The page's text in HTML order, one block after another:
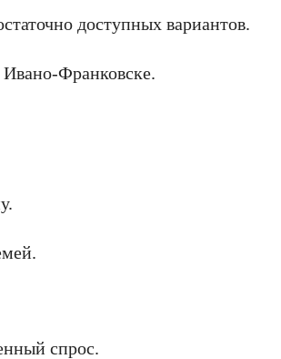
доступных вариантов.
Франковске.
спрос.